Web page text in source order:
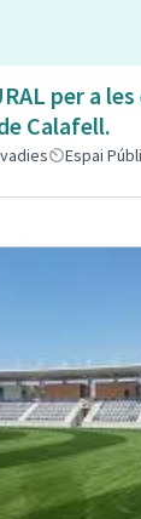
per a
Calafell.
Espai